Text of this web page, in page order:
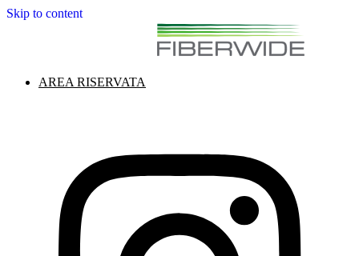
Skip to content
AREA RISERVATA